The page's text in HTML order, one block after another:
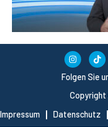
Copyright
Impressum
Datenschutz
Folgen Sie